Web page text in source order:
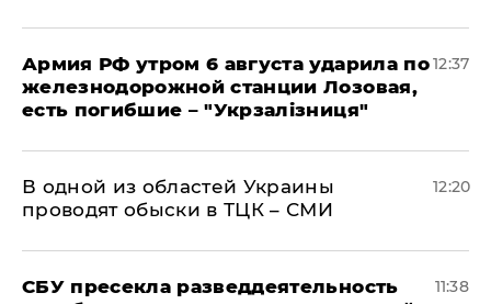
Армия РФ утром 6 августа ударила по
железнодорожной станции Лозовая,
есть погибшие – "Укрзалізниця"
12:37
В одной из областей Украины
проводят обыски в ТЦК – СМИ
12:20
СБУ пресекла разведдеятельность
11:38